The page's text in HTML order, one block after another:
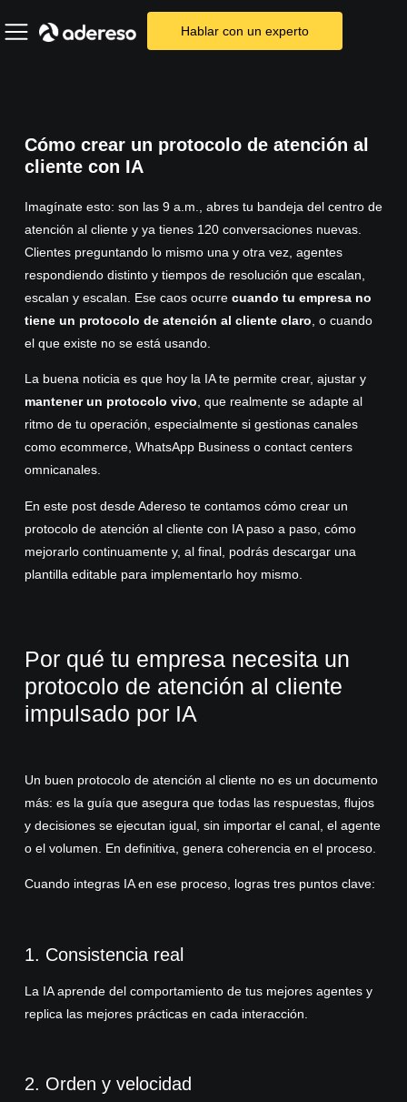
Hablar con un experto
Cómo crear un protocolo de atención al
cliente con IA
Imagínate esto: son las 9 a.m., abres tu bandeja del centro de
atención al cliente y ya tienes 120 conversaciones nuevas.
Clientes preguntando lo mismo una y otra vez, agentes
respondiendo distinto y tiempos de resolución que escalan,
escalan y escalan. Ese caos ocurre cuando tu empresa no
tiene un protocolo de atención al cliente claro , o cuando
el que existe no se está usando.
La buena noticia es que hoy la IA te permite crear, ajustar y
mantener un protocolo vivo, que realmente se adapte al
ritmo de tu operación, especialmente si gestionas canales
como ecommerce, WhatsApp Business o contact centers
omnicanales.
En este post desde Adereso te contamos cómo crear un
protocolo de atención al cliente con IA paso a paso, cómo
mejorarlo continuamente y, al final, podrás descargar una
plantilla editable para implementarlo hoy mismo.
Por qué tu empresa necesita un
protocolo de atención al cliente
impulsado por IA
Un buen protocolo de atención al cliente no es un documento
más: es la guía que asegura que todas las respuestas, flujos
y decisiones se ejecutan igual, sin importar el canal, el agente
o el volumen. En definitiva, genera coherencia en el proceso.
Cuando integras IA en ese proceso, logras tres puntos clave:
1. Consistencia real
La IA aprende del comportamiento de tus mejores agentes y
replica las mejores prácticas en cada interacción.
2. Orden y velocidad